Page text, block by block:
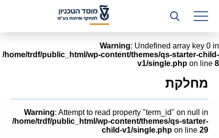
רשות המחקר
היחידה העסקית (T3)
קשרי תעשייה
ביה”ס ללימודי המשך
המכון הישראלי לטכנולוגיות ייצור חומרים
משאבי אנוש
Warning: Undefined array key 0 in
/home/trdf/public_html/wp-content/themes/qs-starter-child-
v1/single.php on line 8
מחלקת
Warning: Attempt to read property "term_id" on null in
/home/trdf/public_html/wp-content/themes/qs-starter-
child-v1/single.phpon line 29